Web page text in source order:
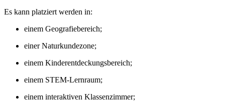
Es kann platziert werden in:
einem Geografiebereich;
einer Naturkundezone;
einem Kinderentdeckungsbereich;
einem STEM-Lernraum;
einem interaktiven Klassenzimmer;